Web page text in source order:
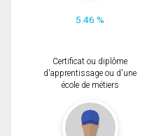
5.46 %
Certificat ou diplôme
d'apprentissage ou d'une
école de métiers